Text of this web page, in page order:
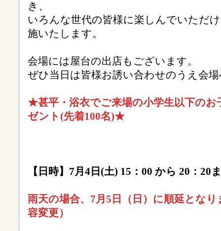
き、
いろんな世代の皆様に楽しんでいただ
施いたします。
会場には屋台の出店もございます。
ぜひ当日は皆様お誘い合わせのうえ会
★甚平・浴衣でご来場の小学生以下のお
ゼント(先着100名)★
【日時】7月4日(土) 15：00 から 20：20
雨天の場合、7月5日（日）に順延とな
容変更）